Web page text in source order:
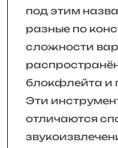
под этим
разные по
сложности
блокфлейта и
Эти
отличаются